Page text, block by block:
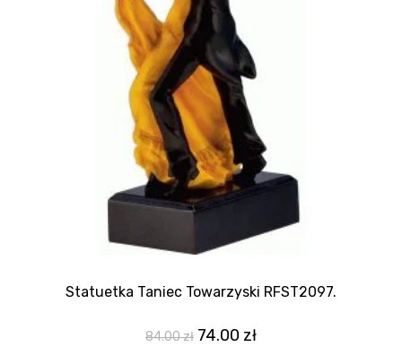
Statuetka Taniec Towarzyski RFST2097.
84.00zł 74.00 zł